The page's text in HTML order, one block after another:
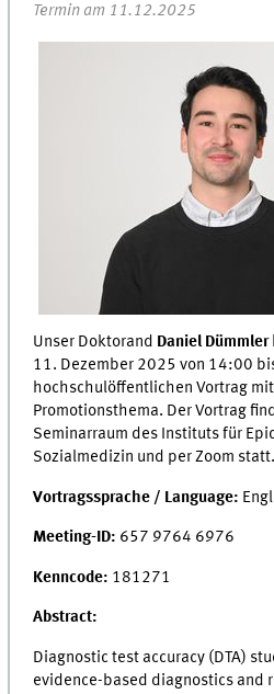
Termin am 11.12.2025
Unser Doktorand Daniel Dümmler
11. Dezember 2025 von 14:00
hochschulöffentlichen Vortrag
Promotionsthema. Der Vortrag
Seminarraum des Instituts für
Sozialmedizin und per Zoom statt.
Vortragssprache / Language:
Meeting-ID: 657 9764 6976
Kenncode: 181271
Abstract:
Diagnostic test accuracy (DTA)
evidence-based diagnostics and